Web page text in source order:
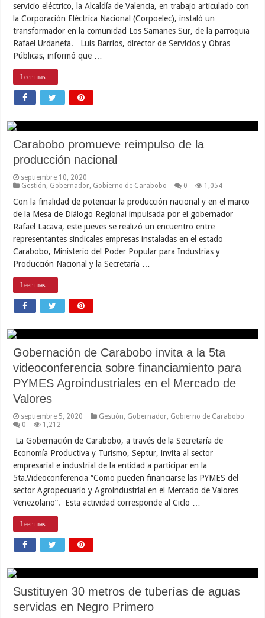
servicio eléctrico, la Alcaldía de Valencia, en trabajo articulado con
la Corporación Eléctrica Nacional (Corpoelec), instaló un
transformador en la comunidad Los Samanes Sur, de la parroquia
Rafael Urdaneta. Luis Barrios, director de Servicios y Obras
Públicas, informó que …
Leer mas...
Carabobo promueve reimpulso de la
producción nacional
septiembre 10, 2020
Gestión Gobernador Gobierno de Carabobo 0 1,054
Con la finalidad de potenciar la producción nacional y en el marco
de la Mesa de Diálogo Regional impulsada por el gobernador
Rafael Lacava, este jueves se realizó un encuentro entre
representantes sindicales empresas instaladas en el estado
Carabobo, Ministerio del Poder Popular para Industrias y
Producción Nacional y la Secretaría …
Leer mas...
Gobernación de Carabobo invita a la 5ta
videoconferencia sobre financiamiento para
PYMES Agroindustriales en el Mercado de
Valores
septiembre 5, 2020 Gestión Gobernador Gobierno de Carabobo
0
1,212
La Gobernación de Carabobo, a través de la Secretaría de
Economía Productiva y Turismo, Septur, invita al sector
empresarial e industrial de la entidad a participar en la
5ta.Videoconferencia “Como pueden financiarse las PYMES del
sector Agropecuario y Agroindustrial en el Mercado de Valores
Venezolano”. Esta actividad corresponde al Ciclo …
Leer mas...
Sustituyen 30 metros de tuberías de aguas
servidas en Negro Primero